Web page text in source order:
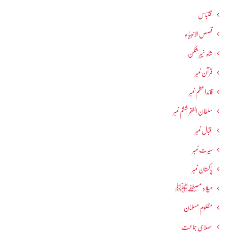
اقتباس
قصص الانبیاء
شاہ خیبر شکن
قرآن نمبر
قائداعظم نمبر
سلطان الفقر ششم نمبر
اقبال نمبر
سیرت نمبر
پاکستان نمبر
میلاد مصطفےٰﷺ
مظلوم مسلمان
اصلاحی جماعت